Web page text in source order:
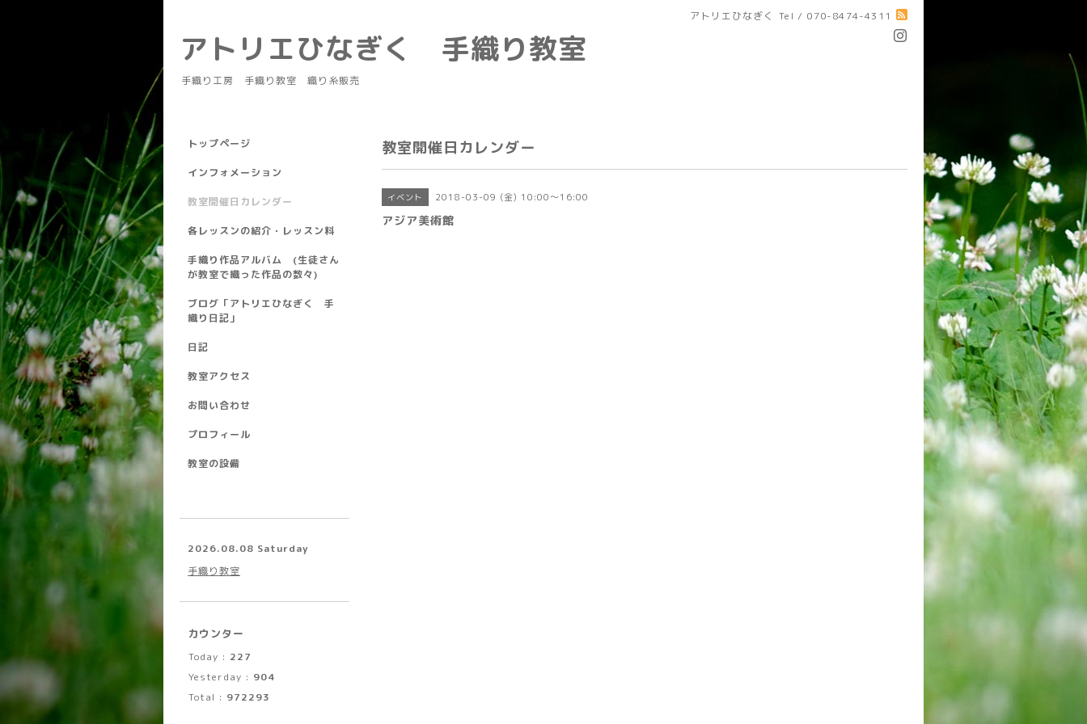
アトリエひなぎく Tel / 070-8474-4311
アトリエひなぎく 手織り教室
手織り工房 手織り教室 織り糸販売
教室開催日カレンダー
イベント 2018-03-09 (金) 10:00～16:00
アジア美術館
トップページ
インフォメーション
教室開催日カレンダー
各レッスンの紹介・レッスン料
手織り作品アルバム (生徒さん
が教室で織った作品の数々)
ブログ「アトリエひなぎく 手
織り日記」
日記
教室アクセス
お問い合わせ
プロフィール
教室の設備
2026.08.08 Saturday
手織り教室
カウンター
Today : 227
Yesterday : 904
Total : 972293